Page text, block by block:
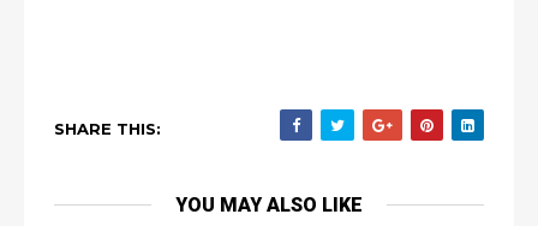
SHARE THIS:
YOU MAY ALSO LIKE